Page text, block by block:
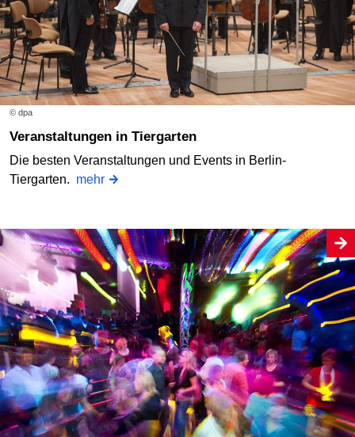
© dpa
Veranstaltungen in Tiergarten
Die besten Veranstaltungen und Events in Berlin-
Tiergarten. mehr